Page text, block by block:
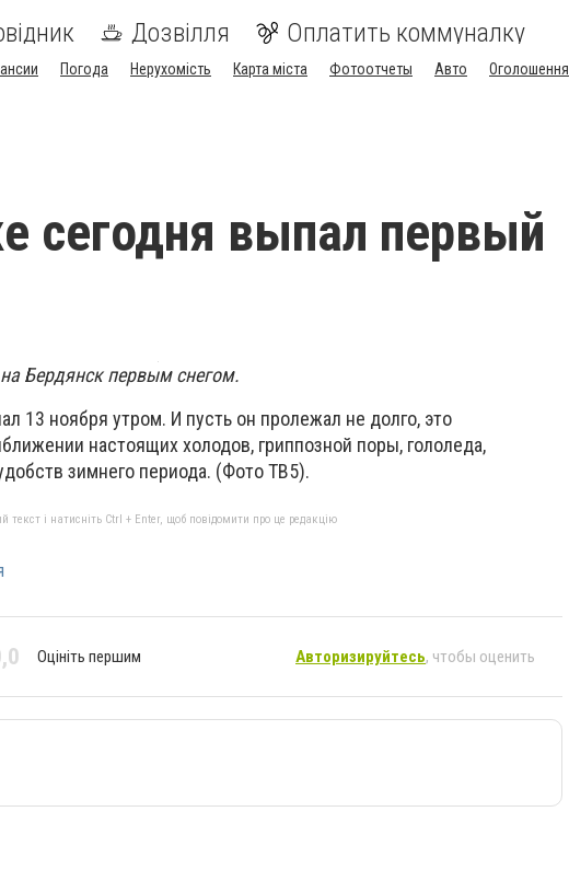
Дозвілля Оплатить коммуналку
Погода Нерухомість Карта міста Фотоотчеты Авто
Оголошення
сегодня выпал первый
Бердянск первым снегом.
13 ноября утром. И пусть он пролежал не долго, это
настоящих холодов, гриппозной поры, гололеда,
зимнего периода. (Фото ТВ5).
текст і натисніть Ctrl + Enter, щоб повідомити про це редакцію
Оцініть першим Авторизируйтесь, чтобы оценить